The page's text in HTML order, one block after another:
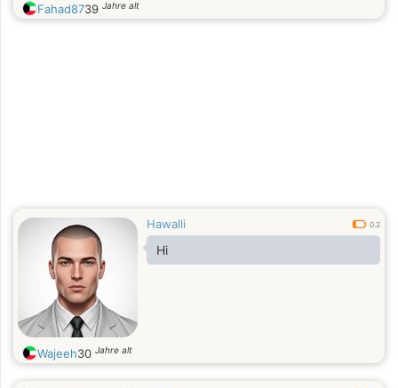
Fahad8739 Jahre alt
Hawalli 0.2
Hi
Wajeeh30 Jahre alt